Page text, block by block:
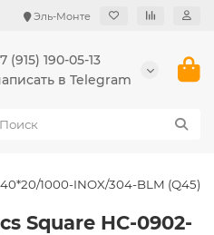
Эль-Монте
(915) 190-05-13
в Telegram
1000-INOX/304-BLM (Q45)
Square HC-0902-